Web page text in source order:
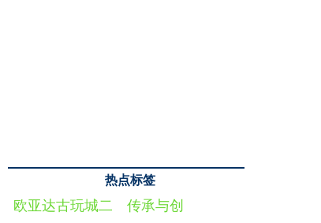
热点标签
欧亚达古玩城二 传承与创